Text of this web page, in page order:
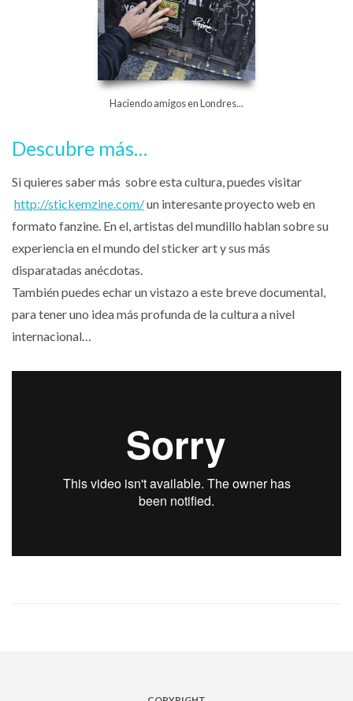
Haciendo amigos en Londres...
Descubre más…
Si quieres saber más sobre esta cultura, puedes visitar
http://stickemzine.com/un interesante proyecto web en
formato fanzine. En el, artistas del mundillo hablan sobre su
experiencia en el mundo del sticker art y sus más
disparatadas anécdotas.
También puedes echar un vistazo a este breve documental,
para tener uno idea más profunda de la cultura a nivel
internacional…